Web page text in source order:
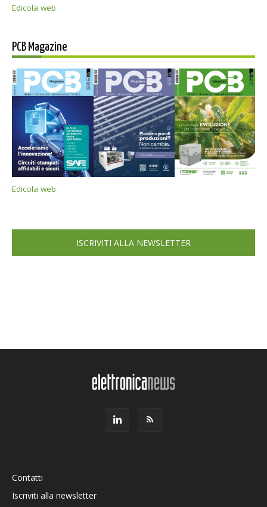
Edicola web
PCB Magazine
Edicola web
ISCRIVITI ALLA NEWSLETTER
Contatti
Iscriviti alla newsletter